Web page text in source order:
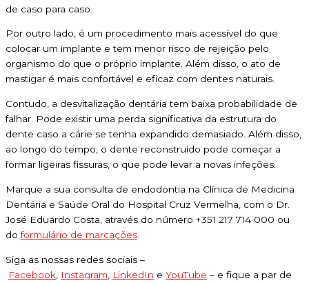
de caso para caso.
Por outro lado, é um procedimento mais acessível do que
colocar um implante e tem menor risco de rejeição pelo
organismo do que o próprio implante. Além disso, o ato de
mastigar é mais confortável e eficaz com dentes naturais.
Contudo, a desvitalização dentária tem baixa probabilidade de
falhar. Pode existir uma perda significativa da estrutura do
dente caso a cárie se tenha expandido demasiado. Além disso,
ao longo do tempo, o dente reconstruído pode começar a
formar ligeiras fissuras, o que pode levar a novas infeções.
Marque a sua consulta de endodontia na Clínica de Medicina
Dentária e Saúde Oral do Hospital Cruz Vermelha, com o Dr.
José Eduardo Costa, através do número +351 217 714 000 ou
doformulário de marcações
Siga as nossas redes sociais –
Facebook Instagram LinkedIn e YouTube – e fique a par de